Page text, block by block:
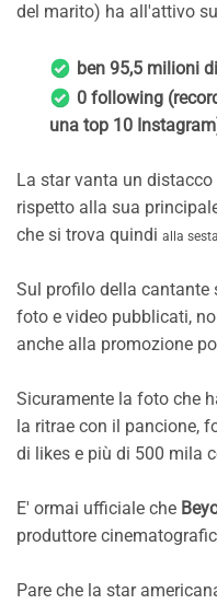
del marito) ha all'attivo
ben 95,5 milioni
0 following
una top 10
La star vanta un
rispetto alla sua
che si trova quindi alla
Sul profilo della cantante
foto e video pubblicati,
anche alla promozione
Sicuramente la foto che
la ritrae con il pancione,
di likes e più di 500 mila
E' ormai ufficiale che
produttore
Pare che la star